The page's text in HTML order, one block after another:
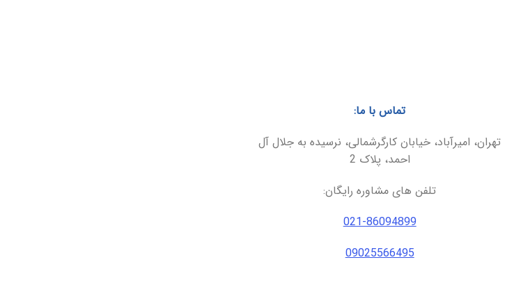
تماس با ما:
تهران، امیرآباد، خیابان کارگرشمالی، نرسیده به جلال آل
احمد، پلاک 2
تلفن های مشاوره رایگان:
021-86094899
09025566495